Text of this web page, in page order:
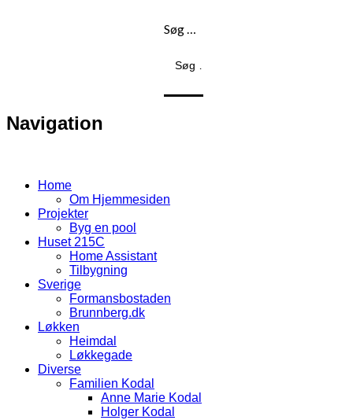
Søg …
Navigation
Home
Om Hjemmesiden
Projekter
Byg en pool
Huset 215C
Home Assistant
Tilbygning
Sverige
Formansbostaden
Brunnberg.dk
Løkken
Heimdal
Løkkegade
Diverse
Familien Kodal
Anne Marie Kodal
Holger Kodal